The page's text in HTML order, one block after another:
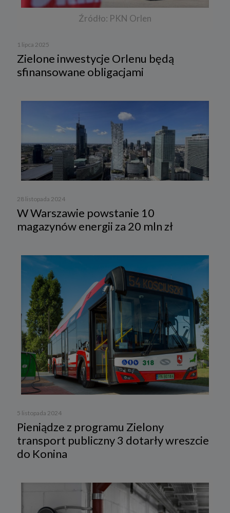
Źródło: PKN Orlen
1 lipca 2025
Zielone inwestycje Orlenu będą
sfinansowane obligacjami
28 listopada 2024
W Warszawie powstanie 10
magazynów energii za 20 mln zł
5 listopada 2024
Pieniądze z programu Zielony
transport publiczny 3 dotarły wreszcie
do Konina